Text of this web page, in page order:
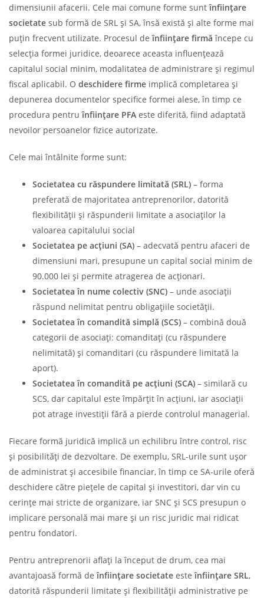
dimensiunii afacerii. Cele mai comune forme suntînființare
societate sub formă de SRL și SA, însă există și alte forme mai
puțin frecvent utilizate. Procesul deînființare firmă începe cu
selecția formei juridice, deoarece aceasta influențează
capitalul social minim, modalitatea de administrare și regimul
fiscal aplicabil. O deschidere firme implică completarea și
depunerea documentelor specifice formei alese, în timp ce
procedura pentruînființare PFA este diferită, fiind adaptată
nevoilor persoanelor fizice autorizate.
Cele mai întâlnite forme sunt:
Societatea cu răspundere limitată (SRL) – forma
preferată de majoritatea antreprenorilor, datorită
flexibilității și răspunderii limitate a asociaților la
valoarea capitalului social
Societatea pe acțiuni (SA) – adecvată pentru afaceri de
dimensiuni mari, presupune un capital social minim de
90.000 lei și permite atragerea de acționari.
Societatea în nume colectiv (SNC) – unde asociații
răspund nelimitat pentru obligațiile societății.
Societatea în comandită simplă (SCS) – combină două
categorii de asociați: comanditați (cu răspundere
nelimitată) și comanditari (cu răspundere limitată la
aport).
Societatea în comandită pe acțiuni (SCA) – similară cu
SCS, dar capitalul este împărțit în acțiuni, iar asociații
pot atrage investiții fără a pierde controlul managerial.
Fiecare formă juridică implică un echilibru între control, risc
și posibilități de dezvoltare. De exemplu, SRL-urile sunt ușor
de administrat și accesibile financiar, în timp ce SA-urile oferă
deschidere către piețele de capital și investitori, dar vin cu
cerințe mai stricte de organizare, iar SNC și SCS presupun o
implicare personală mai mare și un risc juridic mai ridicat
pentru fondatori.
Pentru antreprenorii aflați la început de drum, cea mai
avantajoasă formă deînființare societate esteînființare SRL,
datorită răspunderii limitate și flexibilității administrative pe